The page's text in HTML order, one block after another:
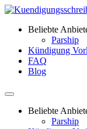
Beliebte
Parship
Kündigung
FAQ
Blog
Beliebte
Parship